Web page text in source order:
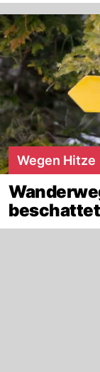
Wegen Hitze